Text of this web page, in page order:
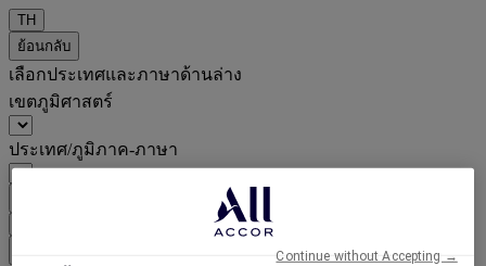
TH
ย้อนกลับ
เลือกประเทศและภาษาด้านล่าง
เขตภูมิศาสตร์
ประเทศ/ภูมิภาค-ภาษา
Continue without Accepting →